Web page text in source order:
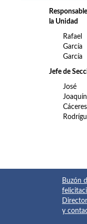
la Unidad
Rafael
García
García
Jefe de
José
Joaquín
Cáceres
Buzón
y